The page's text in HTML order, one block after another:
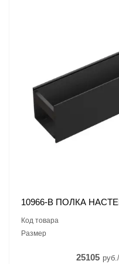
10966-B ПОЛКА
Код товара
Размер
25105